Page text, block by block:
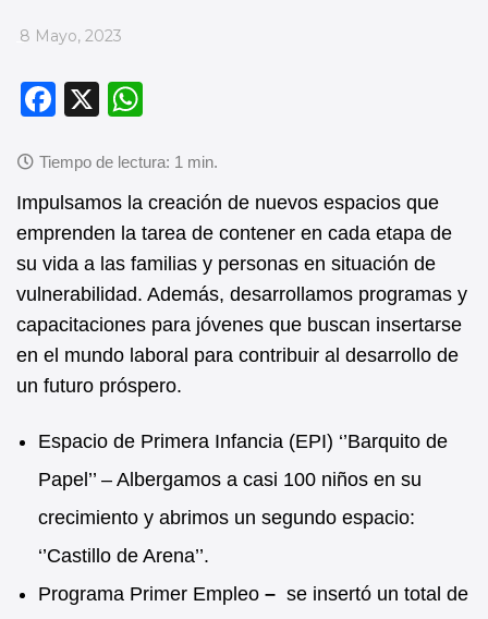
_
8 Mayo, 2023
F
c
e
b
o
o
k
X
at
s
A
p
p
Impulsamos la creación de nuevos espacios que
emprenden la tarea de contener en cada etapa de
su vida a las familias y personas en situación de
vulnerabilidad. Además, desarrollamos programas y
capacitaciones para jóvenes que buscan insertarse
en el mundo laboral para contribuir al desarrollo de
un futuro próspero.
Espacio de Primera Infancia (EPI) ‘’Barquito de
Papel’’ – Albergamos a casi 100 niños en su
crecimiento y abrimos un segundo espacio:
‘’Castillo de Arena’’.
Programa Primer Empleo – se insertó un total de